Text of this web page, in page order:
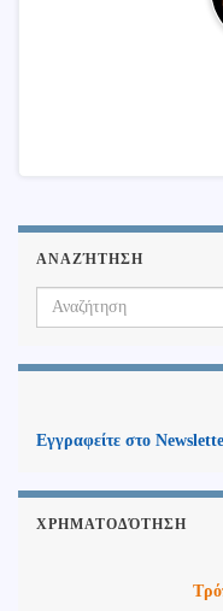
ΑΝΑΖΉΤΗΣΗ
Search for:
Εγγραφείτε στο
ΧΡΗΜΑΤΟΔΌΤΗΣΗ